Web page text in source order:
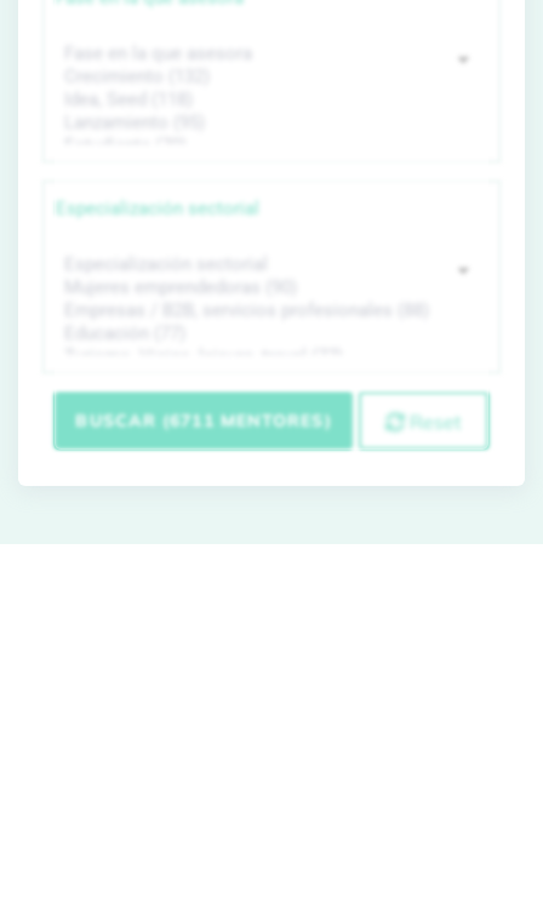
Especialización sectorial
BUSCAR (6711 MENTORES) Reset